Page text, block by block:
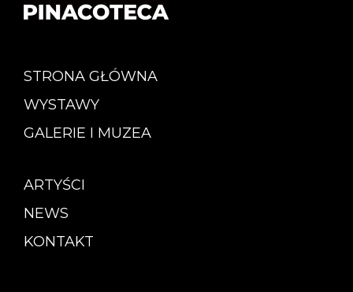
STRONA GŁÓWNA
WYSTAWY
GALERIE I MUZEA
ARTYŚCI
NEWS
KONTAKT